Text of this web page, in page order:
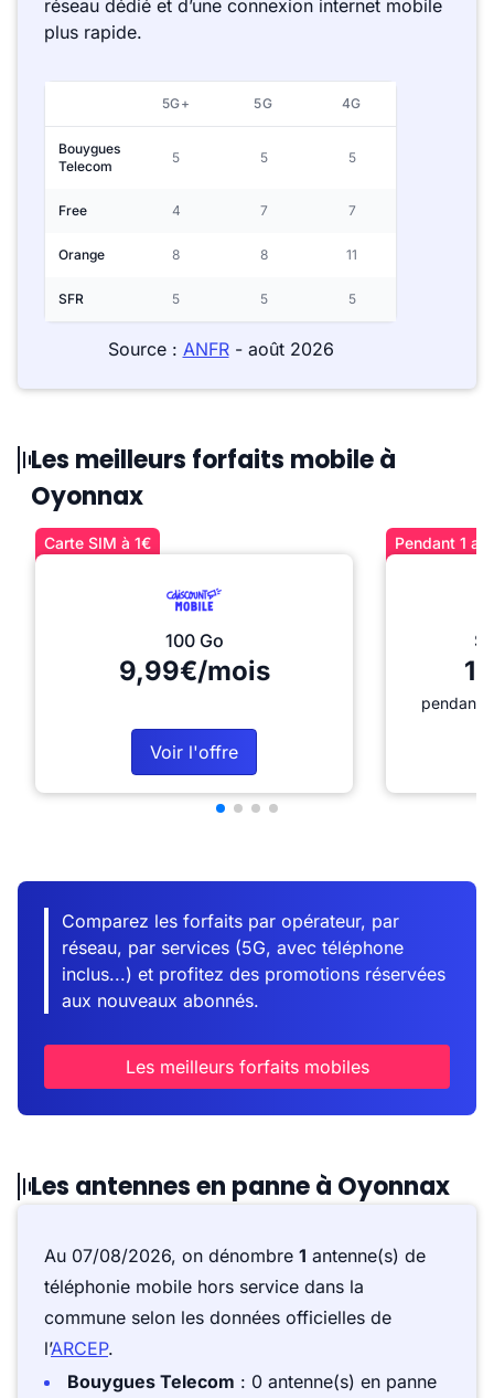
réseau dédié et d’une connexion internet mobile
plus rapide.
5G+ 5G 4G
Bouygues
Telecom
5 5 5
Free 4 7 7
Orange 8 8 11
SFR 5 5 5
Source : ANFR- août 2026
Les meilleurs forfaits mobile à
Oyonnax
Carte SIM à 1€
100 Go
9,99€/mois
Voir l'offre
Pendant 1
pendant
Comparez les forfaits par opérateur, par
réseau, par services (5G, avec téléphone
inclus...) et profitez des promotions réservées
aux nouveaux abonnés.
Les meilleurs forfaits mobiles
Les antennes en panne à Oyonnax
Au 07/08/2026, on dénombre 1 antenne(s) de
téléphonie mobile hors service dans la
commune selon les données officielles de
l’ARCEP.
Bouygues Telecom : 0 antenne(s) en panne